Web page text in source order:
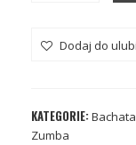
Dodaj do
KATEGORIE: Bachata
Zumba